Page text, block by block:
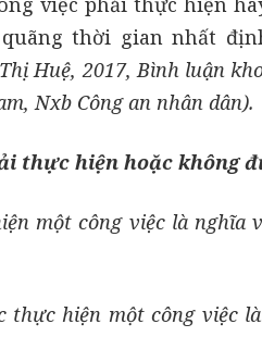
thời gian nhất
Huệ, 2017, Bình luận
Nxb Công an nhân dân).
thực hiện hoặc không
một công việc là nghĩa
thực hiện một công việc